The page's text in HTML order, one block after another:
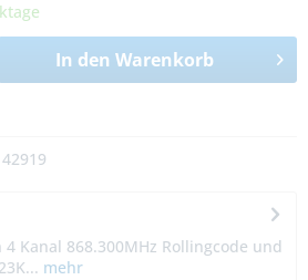
In den Warenkorb
42919
4 Kanal 868.300MHz Rollingcode und
mehr